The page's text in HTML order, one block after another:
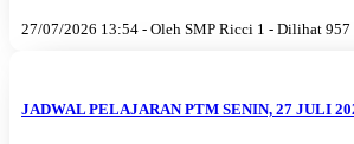
27/07/2026 13:54 - Oleh SMP Ricci 1 - Dilihat
JADWAL PELAJARAN PTM SENIN, 27 JULI